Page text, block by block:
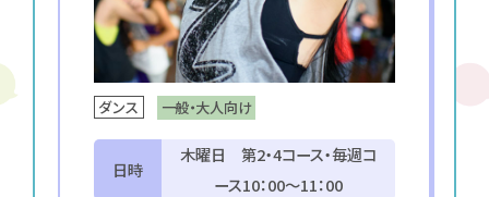
ダンス 一般・大人向け
日時
木曜日 第2・4コース・毎週コ
ース10：00～11：00